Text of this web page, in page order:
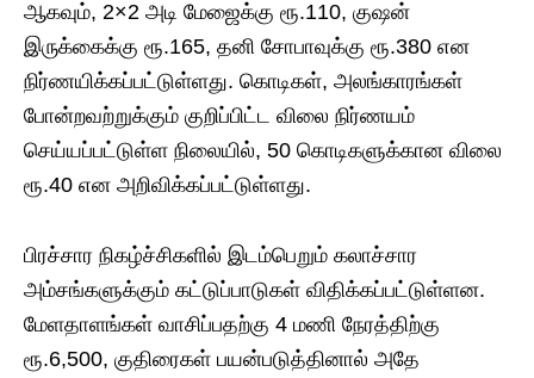
ஆகவும், 2×2 அடி மேஜைக்கு ரூ.110, குஷன்
இருக்கைக்கு ரூ.165, தனி சோபாவுக்கு ரூ.380 என
நிர்ணயிக்கப்பட்டுள்ளது. கொடிகள், அலங்காரங்கள்
போன்றவற்றுக்கும் குறிப்பிட்ட விலை நிர்ணயம்
செய்யப்பட்டுள்ள நிலையில், 50 கொடிகளுக்கான விலை
ரூ.40 என அறிவிக்கப்பட்டுள்ளது.
பிரச்சார நிகழ்ச்சிகளில் இடம்பெறும் கலாச்சார
அம்சங்களுக்கும் கட்டுப்பாடுகள் விதிக்கப்பட்டுள்ளன.
மேளதாளங்கள் வாசிப்பதற்கு 4 மணி நேரத்திற்கு
ரூ.6,500, குதிரைகள் பயன்படுத்தினால் அதே